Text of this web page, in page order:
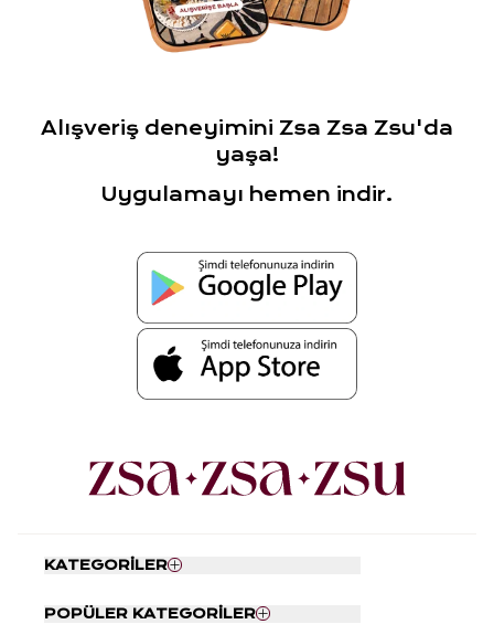
Alışveriş deneyimini Zsa Zsa Zsu'da
yaşa!
Uygulamayı hemen indir.
KATEGORİLER
Nevresim Seti
POPÜLER KATEGORİLER